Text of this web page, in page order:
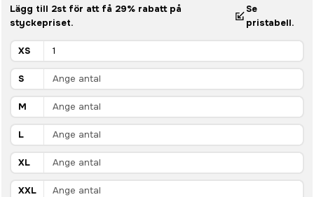
Lägg till 2st för att få 29% rabatt på
styckepriset.
Se
pristabell.
XS
S
M
L
XL
XXL